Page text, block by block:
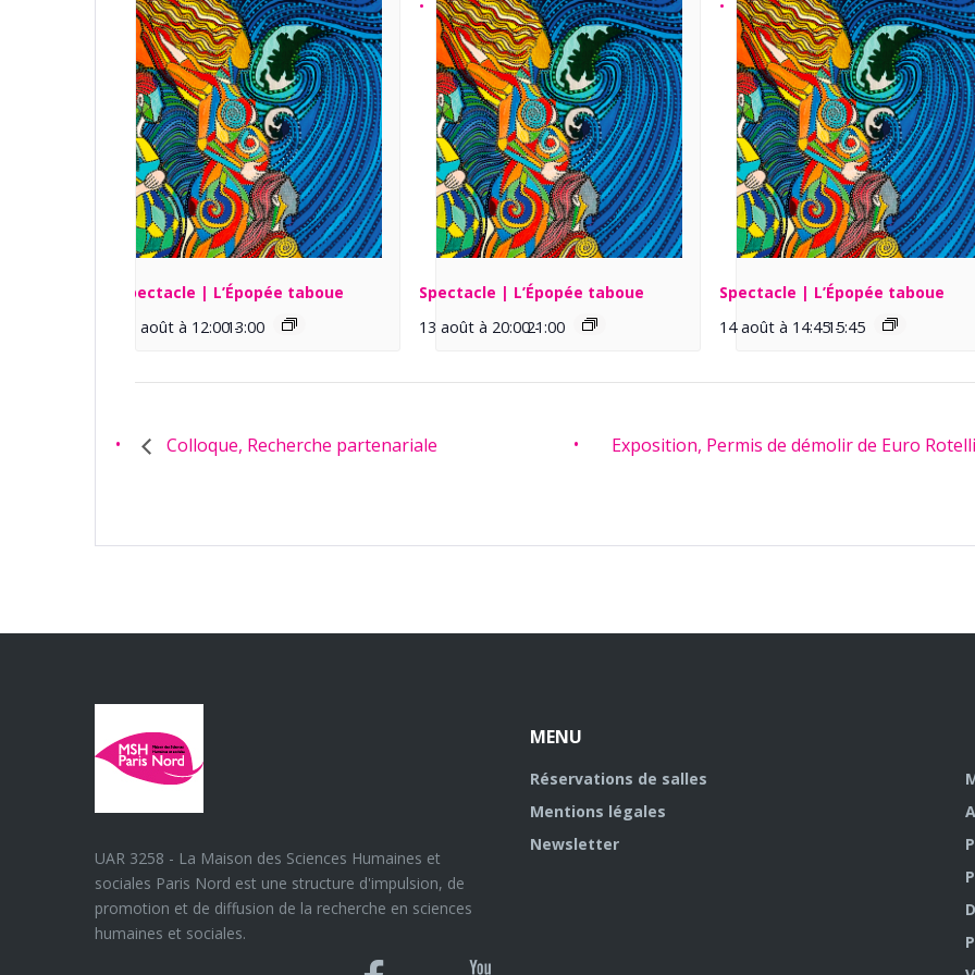
Spectacle | L’Épopée taboue
13 août à 12:00 -
13:00
Spectacle | L’Épopée taboue
13 août à 20:00 -
21:00
Spectacle | L’Épopée taboue
14 août à 14:45 -
15:45
Colloque, Recherche partenariale Exposition, Permis de démolir de Euro
UAR 3258 - La Maison des Sciences Humaines et
sociales Paris Nord est une structure d'impulsion, de
promotion et de diffusion de la recherche en sciences
humaines et sociales.
MENU
Réservations de salles
Mentions légales
Newsletter